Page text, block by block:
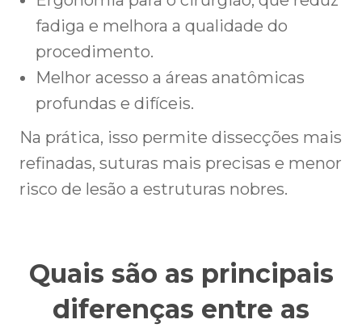
fadiga e melhora a qualidade do
procedimento.
Melhor acesso a áreas anatômicas
profundas e difíceis.
Na prática, isso permite dissecções mais
refinadas, suturas mais precisas e menor
risco de lesão a estruturas nobres.
Quais são as principais
diferenças entre as